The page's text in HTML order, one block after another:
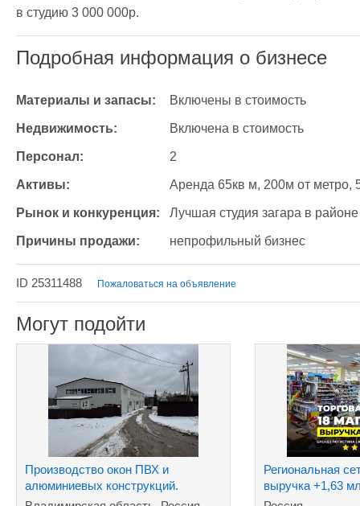
в студию 3 000 000р.
Подробная информация о бизнесе
Материалы и запасы: Включены в стоимость
Недвижимость: Включена в стоимость
Персонал: 2
Активы: Аренда 65кв м, 200м от метро,
Рынок и конкуренция: Лучшая студия загара в районе
Причины продажи: непрофильный бизнес
ID 25311488 Пожаловаться на объявление
Могут подойти
Производство окон ПВХ и
алюминиевых конструкций.
Региональная
выручка +1,63